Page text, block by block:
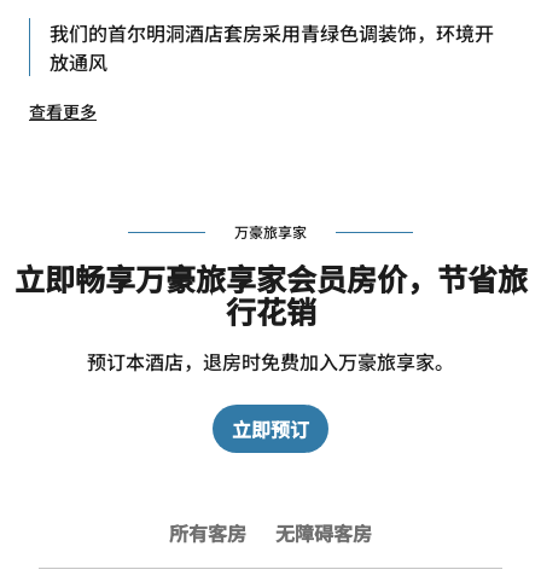
我们的首尔明洞酒店套房采用青绿色调装饰，环境开
放通风
查看更多
万豪旅享家
立即畅享万豪旅享家会员房价，节省旅
行花销
预订本酒店，退房时免费加入万豪旅享家。
立即预订
所有客房 无障碍客房